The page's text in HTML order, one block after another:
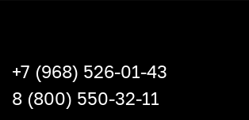
+7 (968) 526-01-43
8 (800) 550-32-11